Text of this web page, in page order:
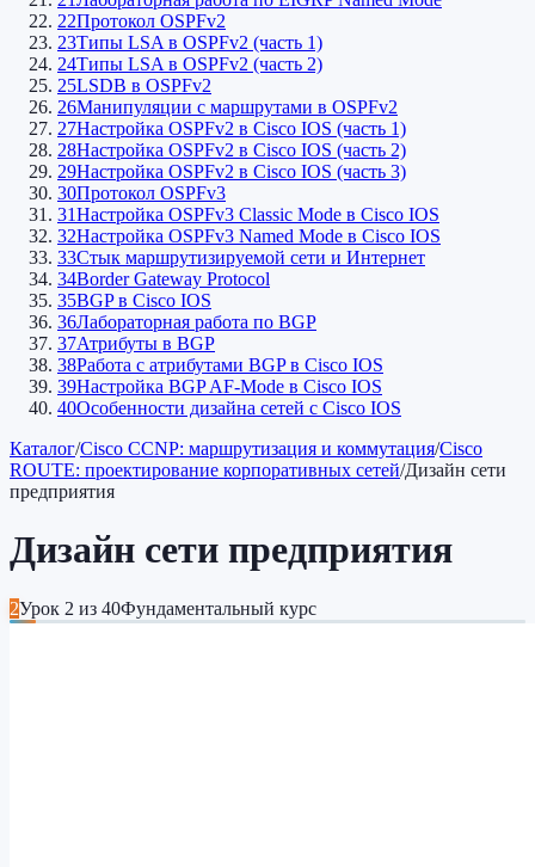
22Протокол OSPFv2
23Типы LSA в OSPFv2 (часть 1)
24Типы LSA в OSPFv2 (часть 2)
25LSDB в OSPFv2
26Манипуляции с маршрутами в OSPFv2
27Настройка OSPFv2 в Cisco IOS (часть 1)
28Настройка OSPFv2 в Cisco IOS (часть 2)
29Настройка OSPFv2 в Cisco IOS (часть 3)
30Протокол OSPFv3
31Настройка OSPFv3 Classic Mode в Cisco IOS
32Настройка OSPFv3 Named Mode в Cisco IOS
33Стык маршрутизируемой сети и Интернет
34Border Gateway Protocol
35BGP в Cisco IOS
36Лабораторная работа по BGP
37Атрибуты в BGP
38Работа с атрибутами BGP в Cisco IOS
39Настройка BGP AF-Mode в Cisco IOS
40Особенности дизайна сетей c Cisco IOS
Каталог/Cisco CCNP: маршрутизация и коммутация/Cisco
ROUTE: проектирование корпоративных сетей/Дизайн сети
предприятия
Дизайн сети предприятия
2Урок 2 из 40Фундаментальный курс